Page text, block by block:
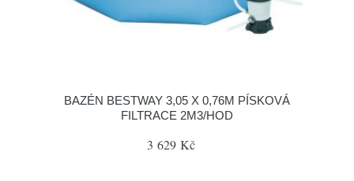
BAZÉN BESTWAY 3,05 X 0,76M PÍSKOVÁ
FILTRACE 2M3/HOD
3 629 Kč